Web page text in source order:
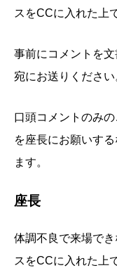
スをCCに入れた上
事前にコメントを
宛にお送りください
口頭コメントのみ
を座長にお願いす
ます。
座長
体調不良で来場で
スをCCに入れた上